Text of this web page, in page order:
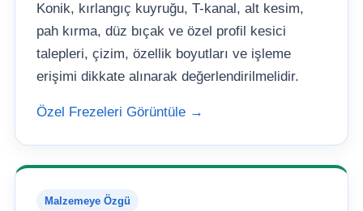
Konik, kırlangıç kuyruğu, T-kanal, alt kesim,
pah kırma, düz bıçak ve özel profil kesici
talepleri, çizim, özellik boyutları ve işleme
erişimi dikkate alınarak değerlendirilmelidir.
Özel Frezeleri Görüntüle →
Malzemeye Özgü